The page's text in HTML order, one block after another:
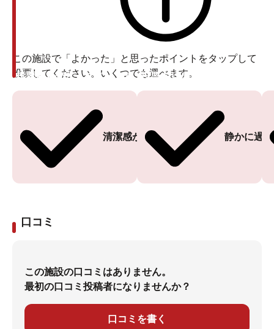
この施設で「よかった」と思ったポイントをタップして
投票してください。いくつでも選べます。
清潔感がある
投票ありがとうございます
静かに過
投票ありがとうございます
口コミ
この施設の口コミはありません。
最初の口コミ投稿者になりませんか？
口コミを書く